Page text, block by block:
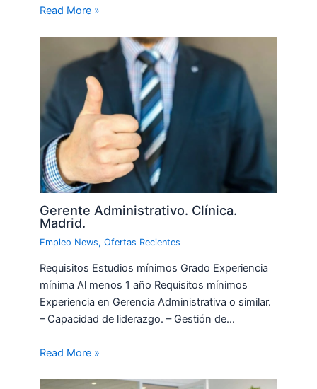
Read More »
Gerente Administrativo. Clínica.
Madrid.
Empleo News,Ofertas Recientes
Requisitos Estudios mínimos Grado Experiencia
mínima Al menos 1 año Requisitos mínimos
Experiencia en Gerencia Administrativa o similar.
– Capacidad de liderazgo. – Gestión de…
Read More »